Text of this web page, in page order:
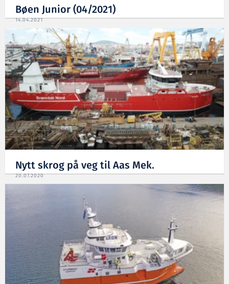
Bøen Junior (04/2021)
14.04.2021
Nytt skrog på veg til Aas Mek.
20.07.2020